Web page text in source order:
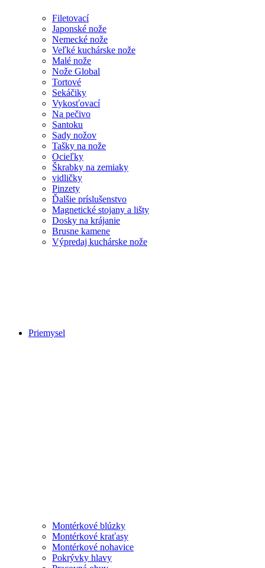
Filetovací
Japonské nože
Nemecké nože
Veľké kuchárske nože
Malé nože
Nože Global
Tortové
Sekáčiky
Vykosťovací
Na pečivo
Santoku
Sady nožov
Tašky na nože
Ocieľky
Škrabky na zemiaky
vidličky
Pinzety
Ďalšie príslušenstvo
Magnetické stojany a lišty
Dosky na krájanie
Brusne kamene
Výpredaj kuchárske nože
Priemysel
Montérkové blúzky
Montérkové kraťasy
Montérkové nohavice
Pokrývky hlavy